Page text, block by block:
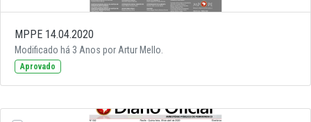
MPPE 14.04.2020
Modificado há 3 Anos por Artur Mello.
Aprovado